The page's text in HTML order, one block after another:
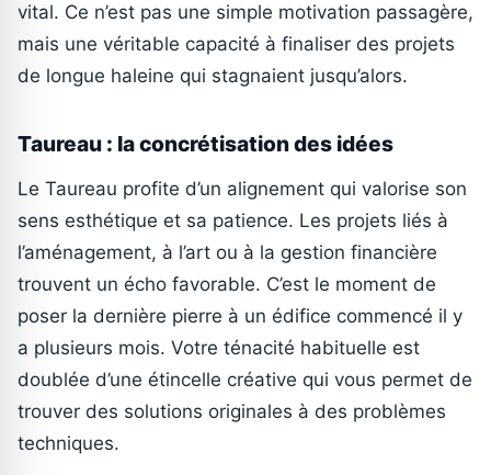
vital. Ce n’est pas une simple motivation passagère,
mais une véritable capacité à finaliser des projets
de longue haleine qui stagnaient jusqu’alors.
Taureau : la concrétisation des idées
Le Taureau profite d’un alignement qui valorise son
sens esthétique et sa patience. Les projets liés à
l’aménagement, à l’art ou à la gestion financière
trouvent un écho favorable. C’est le moment de
poser la dernière pierre à un édifice commencé il y
a plusieurs mois. Votre ténacité habituelle est
doublée d’une étincelle créative qui vous permet de
trouver des solutions originales à des problèmes
techniques.